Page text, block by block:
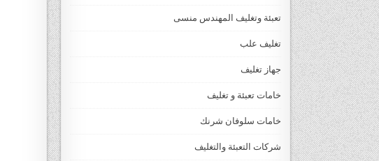
تعبئة وتغليف المهندس منسى
تغليف علب
جهاز تغليف
خامات تعبئة و تغليف
خامات سلوفان شرنك
شركات التعبئة والتغليف